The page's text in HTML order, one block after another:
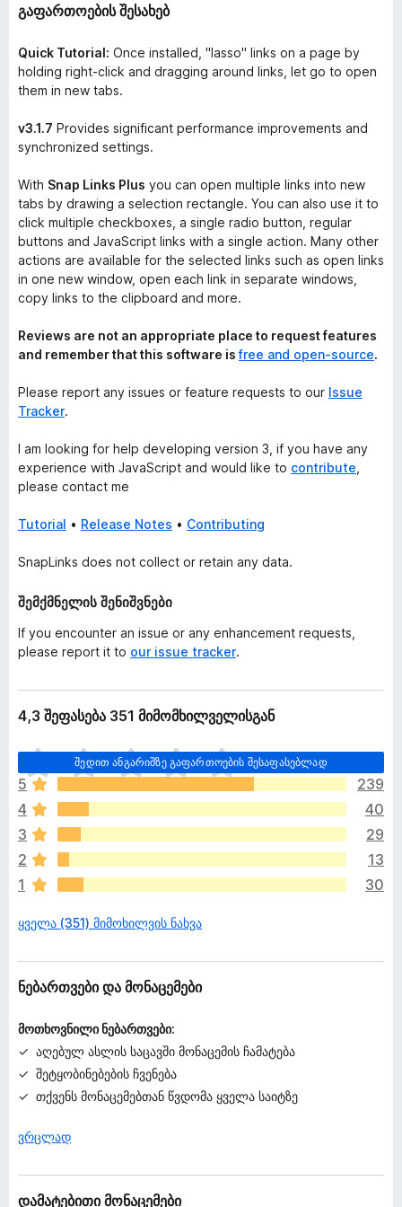
გაფართოების შესახებ
Quick Tutorial: Once installed, "lasso" links on a page by
holding right-click and dragging around links, let go to open
them in new tabs.
v3.1.7 Provides significant performance improvements and
synchronized settings.
With Snap Links Plus you can open multiple links into new
tabs by drawing a selection rectangle. You can also use it to
click multiple checkboxes, a single radio button, regular
buttons and JavaScript links with a single action. Many other
actions are available for the selected links such as open links
in one new window, open each link in separate windows,
copy links to the clipboard and more.
Reviews are not an appropriate place to request features
and remember that this software isfree and open-source.
Please report any issues or feature requests to our Issue
Tracker.
I am looking for help developing version 3, if you have any
experience with JavaScript and would like to contribute
please contact me
Tutorial • Release Notes • Contributing
SnapLinks does not collect or retain any data.
შემქმნელის შენიშვნები
If you encounter an issue or any enhancement requests,
please report it to our issue tracker.
4,3 შეფასება 351 მიმომხილველისგან
შედით ანგარიშზე გაფართოების შესაფასებლად
ჯ
ე
რ
ა
რ
შ
ე
ფ
ს
ბ
უ
ა
5
239
4
40
3
29
2
13
1
30
ყველა (351) მიმოხილვის ნახვა
ნებართვები და მონაცემები
მოთხოვნილი ნებართვები:
აღებულ ასლის საცავში მონაცემის ჩამატება
შეტყობინებების ჩვენება
თქვენს მონაცემებთან წვდომა ყველა საიტზე
ვრცლად
დამატებითი მონაცემები